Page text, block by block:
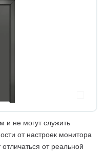
и не могут служить
от настроек монитора
от реальной